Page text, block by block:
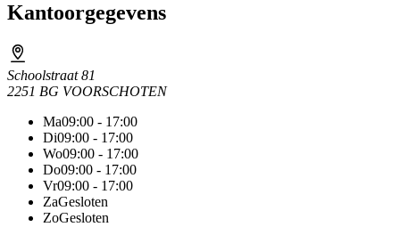
Kantoorgegevens
Schoolstraat 81
2251 BG VOORSCHOTEN
Ma09:00 - 17:00
Di09:00 - 17:00
Wo09:00 - 17:00
Do09:00 - 17:00
Vr09:00 - 17:00
ZaGesloten
ZoGesloten